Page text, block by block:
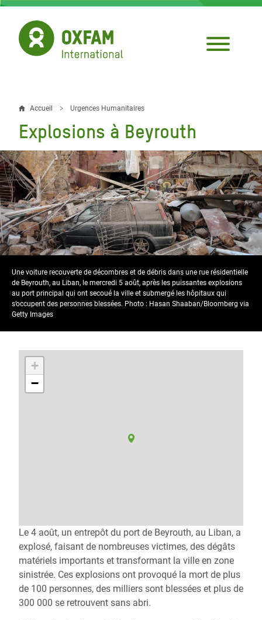
Aller
contenu
principal
Fil
d'Ariane
Accueil Urgences Humanitaires
Explosions à Beyrouth
Une voiture recouverte de décombres et de débris dans une rue résidentielle
de Beyrouth, au Liban, le mercredi 5 août, après les puissantes explosions
au port principal qui ont secoué la ville et submergé les hôpitaux qui
s’occupent des personnes blessées. Photo : Hasan Shaaban/Bloomberg via
Getty Images
+
−
Le 4 août, un entrepôt du port de Beyrouth, au Liban, a
explosé, faisant de nombreuses victimes, des dégâts
matériels importants et transformant la ville en zone
sinistrée. Ces explosions ont provoqué la mort de plus
de 100 personnes, des milliers sont blessées et plus de
300 000 se retrouvent sans abri.